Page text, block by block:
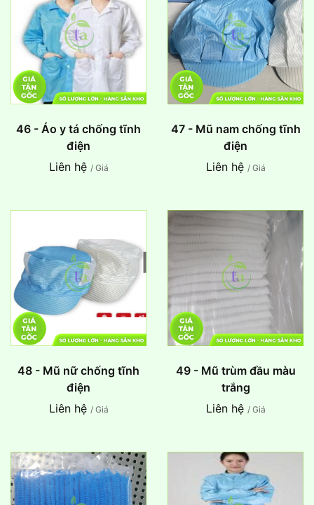
46 - Áo y tá chống tĩnh
điện
Liên hệ / Giá
47 - Mũ nam chống tĩnh
điện
Liên hệ / Giá
48 - Mũ nữ chống tĩnh
điện
Liên hệ / Giá
49 - Mũ trùm đầu màu
trắng
Liên hệ / Giá